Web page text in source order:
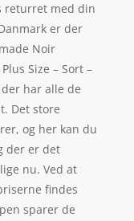
returret med din
er der
Noir
Size – Sort –
har alle de
Det store
og her kan du
der er det
nu. Ved at
findes
sparer de